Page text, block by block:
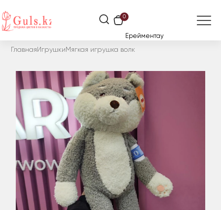
0
Ерейментау
Главная Игрушки Мягкая игрушка волк